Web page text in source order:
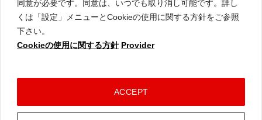
同意が必要です。同意は、いつでも取り消し可能です。詳し
くは「設定」メニューとCookieの使用に関する方針をご参照
下さい。
Cookieの使用に関する方針 Provider
ACCEPT